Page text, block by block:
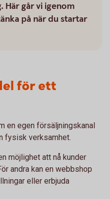
Här går vi igenom
på när du startar
för ett
en egen försäljningskanal
fysisk verksamhet.
möjlighet att nå kunder
andra kan en webbshop
eller erbjuda